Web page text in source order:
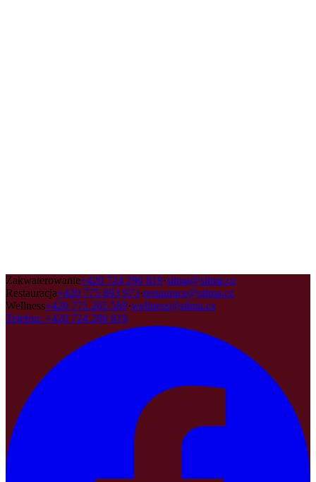
Zakwaterowanie+420 724 290 819·silma@silma.cz
Restauracja+420 775 893 973·restaurace@silma.cz
Wellness+420 771 265 589·wellness@silma.cz
Telefon: +420 724 290 819